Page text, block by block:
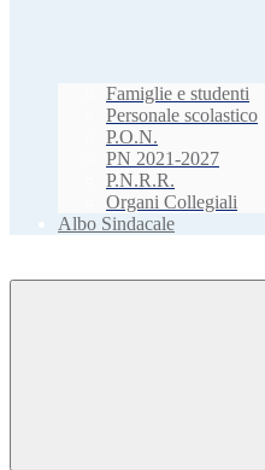
Famiglie e studenti
Personale scolastico
P.O.N.
PN 2021-2027
P.N.R.R.
Organi Collegiali
Albo Sindacale